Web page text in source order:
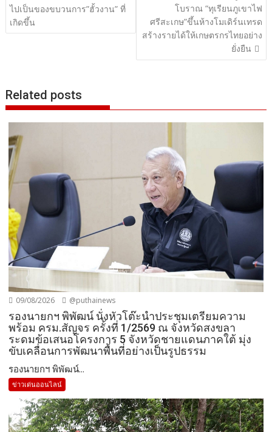
ไปเป็นของขบวนการ”ฮั้วงาน” ที่
เกิดขึ้น
โบราณ “ทุเรียนภูเขาไฟ
ศรีสะเกษ”ขึ้นห้างโมเดิร์นเทรด
สร้างรายได้ให้เกษตรกรไทยอย่าง
ยั่งยืน
Related posts
09/08/2026 @puthainews
รองนายกฯ พิพัฒน์ นั่งหัวโต๊ะนำประชุมเตรียมความ
พร้อม ครม.สัญจร ครั้งที่ 1/2569 ณ จังหวัดสงขลา
ระดมข้อเสนอโครงการ 5 จังหวัดชายแดนภาคใต้ มุ่ง
ขับเคลื่อนการพัฒนาพื้นที่อย่างเป็นรูปธรรม
รองนายกฯ พิพัฒน์...
ข่าวเด่นออนไลน์